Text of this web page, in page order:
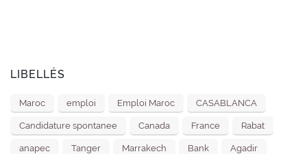
LIBELLÉS
Maroc emploi Emploi Maroc CASABLANCA
Candidature spontanee Canada France Rabat
anapec Tanger Marrakech Bank Agadir